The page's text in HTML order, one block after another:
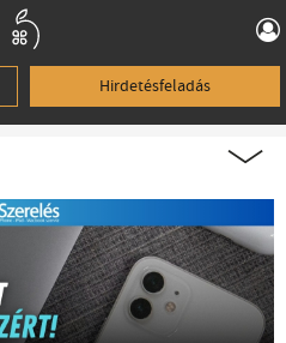
Hirdetésfeladás